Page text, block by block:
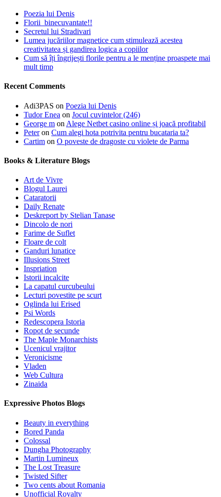
Poezia lui Denis
Florii binecuvantate!!
Secretul lui Stradivari
Lumea jucăriilor magnetice cum stimulează acestea
creativitatea și gandirea logica a copiilor
Cum să îți îngrijești florile pentru a le menține proaspete mai
mult timp
Recent Comments
Adi3PAS on Poezia lui Denis
Tudor Enea on Jocul cuvintelor (246)
George m on Alege Netbet casino online și joacă profitabil
Peteron Cum alegi hota potrivita pentru bucataria ta?
Cartim on O poveste de dragoste cu violete de Parma
Books & Literature Blogs
Art de Vivre
Blogul Laurei
Cataratorii
Daily Renate
Deskreport by Stelian Tanase
Dincolo de nori
Farime de Suflet
Floare de colt
Ganduri lunatice
Illusions Street
Inspriation
Istorii incalcite
La capatul curcubeului
Lecturi povestite pe scurt
Oglinda lui Erised
Psi Words
Redescopera Istoria
Ropot de secunde
The Maple Monarchists
Ucenicul vrajitor
Veronicisme
Vladen
Web Cultura
Zinaida
Expressive Photos Blogs
Beauty in everything
Bored Panda
Colossal
Dungha Photography
Martin Lumineux
The Lost Treasure
Twisted Sifter
Two cents about Romania
Unofficial Royalty